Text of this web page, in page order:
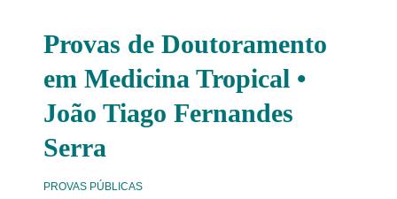
Provas de Doutoramento
em Medicina Tropical •
João Tiago Fernandes
Serra
PROVAS PÚBLICAS